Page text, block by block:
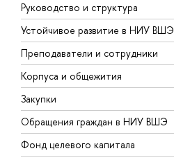
Руководство и структура
Устойчивое развитие в НИУ ВШЭ
Преподаватели и сотрудники
Корпуса и общежития
Закупки
Обращения граждан в НИУ ВШЭ
Фонд целевого капитала